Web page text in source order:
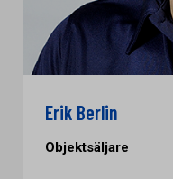
Erik Berlin
Objektsäljare